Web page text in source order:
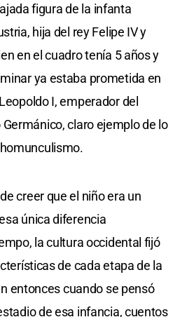
figura de la infanta
hija del rey Felipe IV y
en el cuadro tenía 5 años y
ya estaba prometida en
I, emperador del
claro ejemplo de lo
creer que el niño era un
única diferencia
la cultura occidental fijó
de cada etapa de la
entonces cuando se pensó
de esa infancia, cuentos